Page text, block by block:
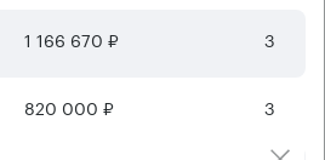
1 166 670 ₽ 3
820 000 ₽ 3